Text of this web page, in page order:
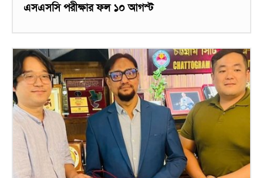
এসএসসি পরীক্ষার ফল ১০ আগস্ট